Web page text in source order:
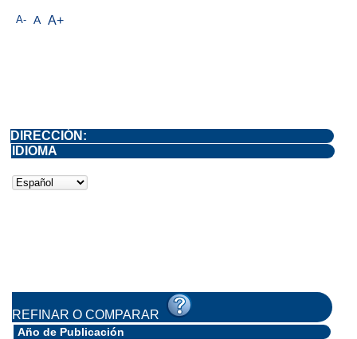
A- A A+
DIRECCIÓN:
IDIOMA
REFINAR O COMPARAR
Año de Publicación